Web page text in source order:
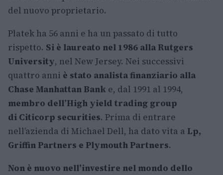
del nuovo proprietario.
Platek ha 56 anni e ha un passato di tutto
rispetto. Si è laureato nel 1986 alla Rutgers
University, nel New Jersey. Nei successivi
quattro anni è stato analista finanziario alla
Chase Manhattan Bank e, dal 1991 al 1994,
membro dell’High yield trading group
di Citicorp securities. Prima di entrare
nell’azienda di Michael Dell, ha dato vita a Lp,
Griffin Partners e Plymouth Partners.
Non è nuovo nell’investire nel mondo dello